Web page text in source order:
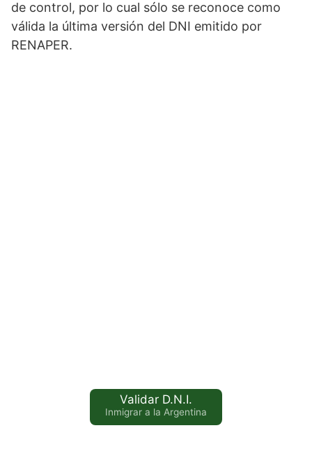
de control, por lo cual sólo se reconoce como
válida la última versión del DNI emitido por
RENAPER.
Validar D.N.I.
Inmigrar a la Argentina